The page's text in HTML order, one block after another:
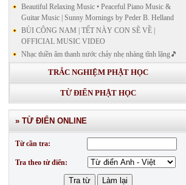
Beautiful Relaxing Music • Peaceful Piano Music &
Guitar Music | Sunny Mornings by Peder B. Helland
BÙI CÔNG NAM | TẾT NÀY CON SẼ VỀ |
OFFICIAL MUSIC VIDEO
Nhạc thiền âm thanh nước chảy nhẹ nhàng tĩnh lặng🎵
Nhạc thiền lặng tâm
KINH BẢN NGUYỆN CÔNG ĐỨC DƯỢC SƯ
LƯU LY QUANG NHƯ LAI"
GIẢNG GIẢI KINH DƯỢC SƯ - BÀI 14/ GIẢNG
GIẢI KINH BẢN NGUYỆN CÔNG ĐỨC DƯỢC
SƯ LƯU LY QUANG NHƯ LAI
GIẢNG GIẢI KINH DƯỢC SƯ
TRẮC NGHIỆM PHẬT HỌC
TỪ ĐIỂN PHẬT HỌC
» TỪ ĐIỂN ONLINE
Từ cần tra:
Tra theo từ điển: